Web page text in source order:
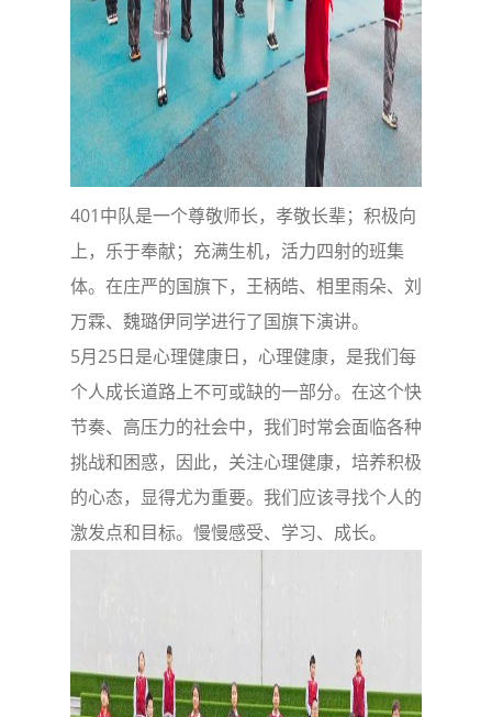
401中队是一个尊敬师长，孝敬长辈；积极向
上，乐于奉献；充满生机，活力四射的班集
体。在庄严的国旗下，王柄皓、相里雨朵、刘
万霖、魏璐伊同学进行了国旗下演讲。
5月25日是心理健康日，心理健康，是我们每
个人成长道路上不可或缺的一部分。在这个快
节奏、高压力的社会中，我们时常会面临各种
挑战和困惑，因此，关注心理健康，培养积极
的心态，显得尤为重要。我们应该寻找个人的
激发点和目标。慢慢感受、学习、成长。